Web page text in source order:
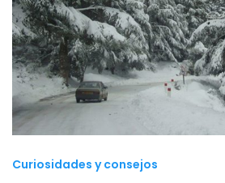
Curiosidades y consejos